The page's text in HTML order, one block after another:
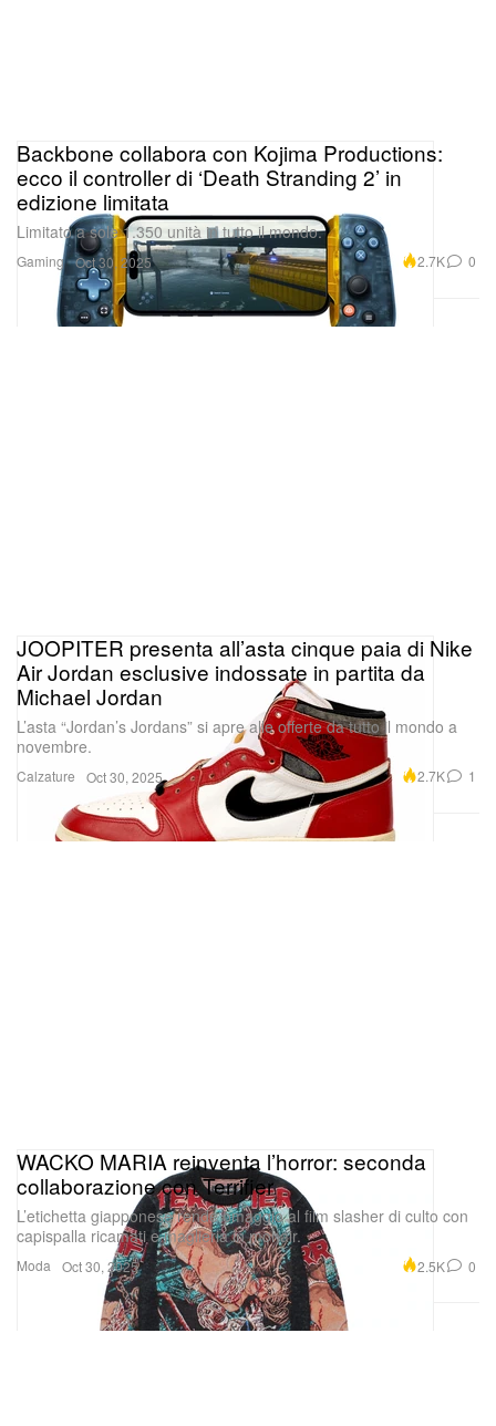
Gaming
Backbone collabora con Kojima Productions:
ecco il controller di ‘Death Stranding 2’ in
edizione limitata
Limitato a sole 1.350 unità in tutto il mondo.
Oct 30, 2025 2.7K 0
Calzature
JOOPITER presenta all’asta cinque paia di Nike
Air Jordan esclusive indossate in partita da
Michael Jordan
L’asta “Jordan’s Jordans” si apre alle offerte da tutto il mondo a
novembre.
Oct 30, 2025 2.7K 1
Moda
WACKO MARIA reinventa l’horror: seconda
collaborazione con Terrifier
L’etichetta giapponese rende omaggio al film slasher di culto con
capispalla ricamati e maglieria in mohair.
Oct 30, 2025 2.5K 0